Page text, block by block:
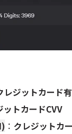
レジットカード
ットカードCVV
： クレジットカ